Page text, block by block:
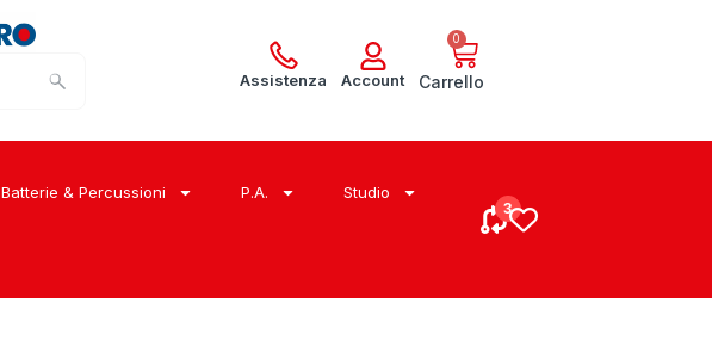
Assistenza Account
0
Carrello
Batterie & Percussioni P.A. Studio